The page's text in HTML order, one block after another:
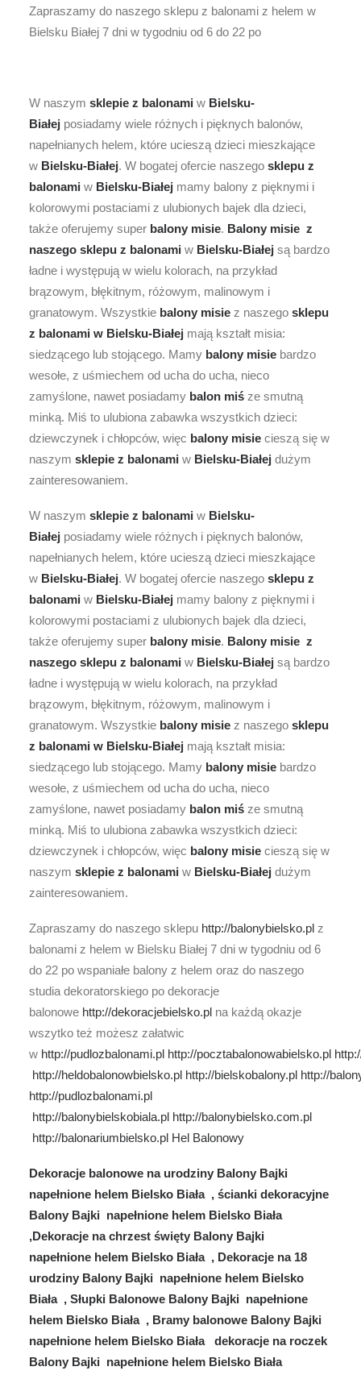
Zapraszamy do naszego sklepu z balonami z helem w
Bielsku Białej 7 dni w tygodniu od 6 do 22 po
W naszym sklepie z balonami w Bielsku-
Białej posiadamy wiele różnych i pięknych balonów,
napełnianych helem, które ucieszą dzieci mieszkające
w Bielsku-Białej. W bogatej ofercie naszego sklepu z
balonami w Bielsku-Białej mamy balony z pięknymi i
kolorowymi postaciami z ulubionych bajek dla dzieci,
także oferujemy super balony misie. Balony misie z
naszego sklepu z balonami w Bielsku-Białej są bardzo
ładne i występują w wielu kolorach, na przykład
brązowym, błękitnym, różowym, malinowym i
granatowym. Wszystkie balony misie z naszego sklepu
z balonami w Bielsku-Białej mają kształt misia:
siedzącego lub stojącego. Mamy balony misie bardzo
wesołe, z uśmiechem od ucha do ucha, nieco
zamyślone, nawet posiadamy balon miś ze smutną
minką. Miś to ulubiona zabawka wszystkich dzieci:
dziewczynek i chłopców, więc balony misie cieszą się w
naszym sklepie z balonami w Bielsku-Białej dużym
zainteresowaniem.
W naszym sklepie z balonami w Bielsku-
Białej posiadamy wiele różnych i pięknych balonów,
napełnianych helem, które ucieszą dzieci mieszkające
w Bielsku-Białej. W bogatej ofercie naszego sklepu z
balonami w Bielsku-Białej mamy balony z pięknymi i
kolorowymi postaciami z ulubionych bajek dla dzieci,
także oferujemy super balony misie. Balony misie z
naszego sklepu z balonami w Bielsku-Białej są bardzo
ładne i występują w wielu kolorach, na przykład
brązowym, błękitnym, różowym, malinowym i
granatowym. Wszystkie balony misie z naszego sklepu
z balonami w Bielsku-Białej mają kształt misia:
siedzącego lub stojącego. Mamy balony misie bardzo
wesołe, z uśmiechem od ucha do ucha, nieco
zamyślone, nawet posiadamy balon miś ze smutną
minką. Miś to ulubiona zabawka wszystkich dzieci:
dziewczynek i chłopców, więc balony misie cieszą się w
naszym sklepie z balonami w Bielsku-Białej dużym
zainteresowaniem.
Zapraszamy do naszego sklepu http://balonybielsko.pl z
balonami z helem w Bielsku Białej 7 dni w tygodniu od 6
do 22 po wspaniałe balony z helem oraz do naszego
studia dekoratorskiego po dekoracje
balonowe http://dekoracjebielsko.pl na każdą okazje
wszytko też możesz załatwic
w http://pudlozbalonami.pl http://pocztabalonowabielsko.pl
http://heldobalonowbielsko.pl http://bielskobalony.pl http://
http://pudlozbalonami.pl
http://balonybielskobiala.pl http://balonybielsko.com.pl
http://balonariumbielsko.pl Hel Balonowy
Dekoracje balonowe na urodziny Balony Bajki
napełnione helem Bielsko Biała , ścianki dekoracyjne
Balony Bajki napełnione helem Bielsko Biała
,Dekoracje na chrzest święty Balony Bajki
napełnione helem Bielsko Biała , Dekoracje na 18
urodziny Balony Bajki napełnione helem Bielsko
Biała , Słupki Balonowe Balony Bajki napełnione
helem Bielsko Biała , Bramy balonowe Balony Bajki
napełnione helem Bielsko Biała dekoracje na roczek
Balony Bajki napełnione helem Bielsko Biała